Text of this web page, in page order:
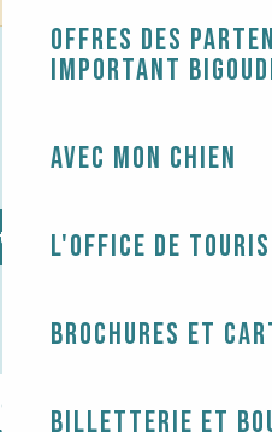
Offres des
Important
Avec mon chien
L'Office de
Brochures et
Billetterie et
venir ?
Mentions légales-